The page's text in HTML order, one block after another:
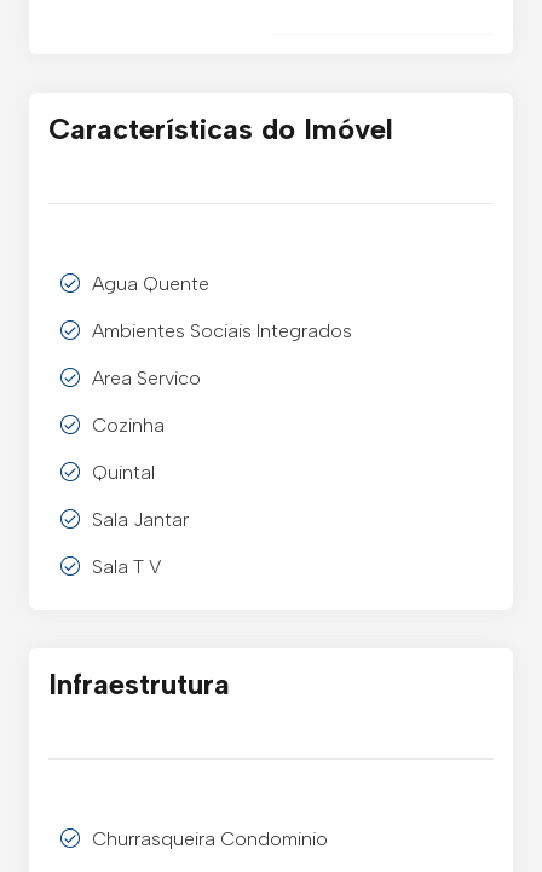
Características do Imóvel
Agua Quente
Ambientes Sociais Integrados
Area Servico
Cozinha
Quintal
Sala Jantar
Sala T V
Infraestrutura
Churrasqueira Condominio